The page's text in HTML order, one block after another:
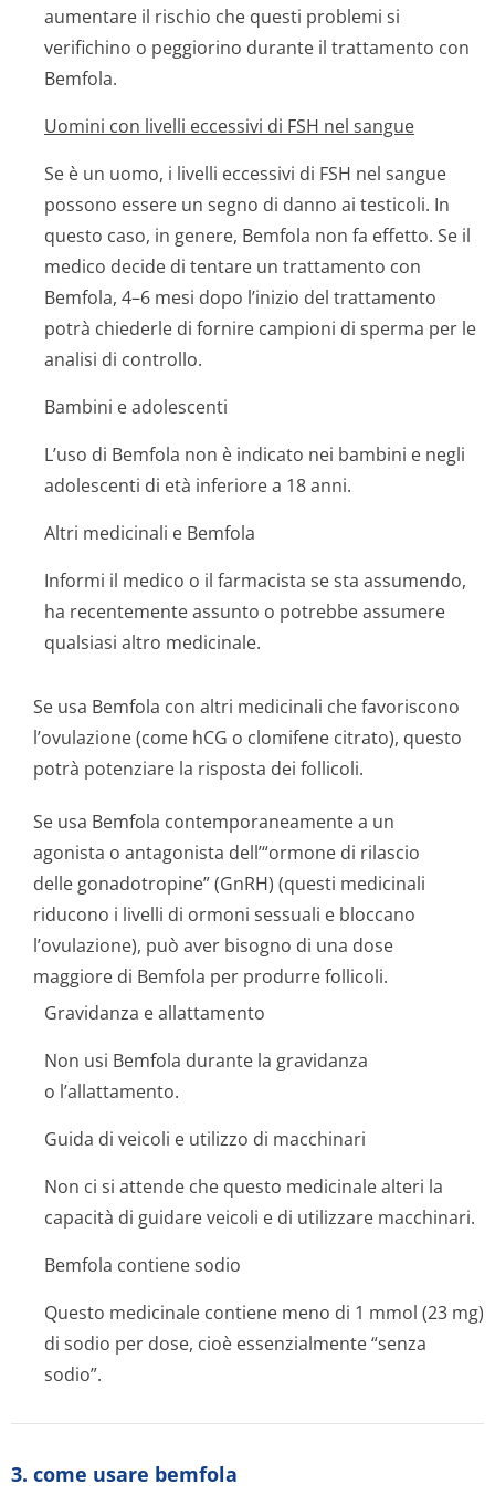
aumentare il rischio che questi problemi si
verifichino o peggiorino durante il trattamento con
Bemfola.
Uomini con livelli eccessivi di FSH nel sangue
Se è un uomo, i livelli eccessivi di FSH nel sangue
possono essere un segno di danno ai testicoli. In
questo caso, in genere, Bemfola non fa effetto. Se il
medico decide di tentare un trattamento con
Bemfola, 4–6 mesi dopo l’inizio del trattamento
potrà chiederle di fornire campioni di sperma per le
analisi di controllo.
Bambini e adolescenti
L’uso di Bemfola non è indicato nei bambini e negli
adolescenti di età inferiore a 18 anni.
Altri medicinali e Bemfola
Informi il medico o il farmacista se sta assumendo,
ha recentemente assunto o potrebbe assumere
qualsiasi altro medicinale.
Se usa Bemfola con altri medicinali che favoriscono
l’ovulazione (come hCG o clomifene citrato), questo
potrà potenziare la risposta dei follicoli.
Se usa Bemfola contemporaneamente a un
agonista o antagonista dell’“ormone di rilascio
delle gonadotropine” (GnRH) (questi medicinali
riducono i livelli di ormoni sessuali e bloccano
l’ovulazione), può aver bisogno di una dose
maggiore di Bemfola per produrre follicoli.
Gravidanza e allattamento
Non usi Bemfola durante la gravidanza
o l’allattamento.
Guida di veicoli e utilizzo di macchinari
Non ci si attende che questo medicinale alteri la
capacità di guidare veicoli e di utilizzare macchinari.
Bemfola contiene sodio
Questo medicinale contiene meno di 1 mmol (23 mg)
di sodio per dose, cioè essenzialmente “senza
sodio”.
3. come usare bemfola